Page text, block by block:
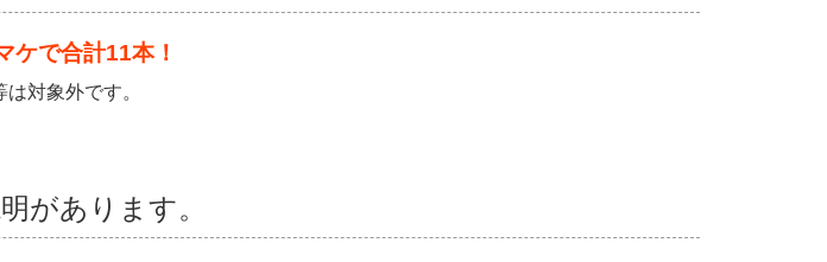
ケで合計11本！
対象外です。
があります。